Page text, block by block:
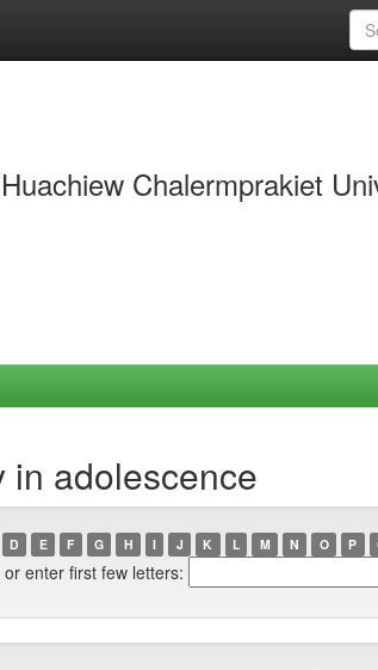
Chalermprakiet
in adolescence
D E F G H I J K L M N O P
or enter first few letters: